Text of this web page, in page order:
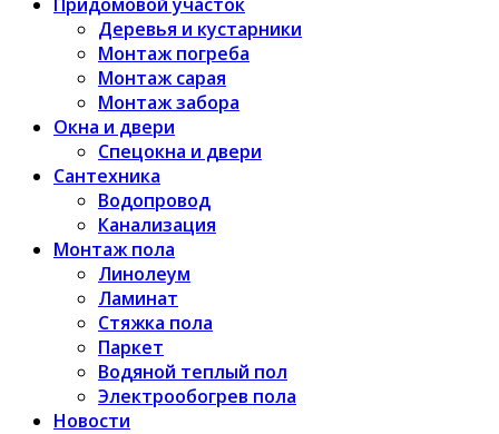
Деревья и кустарники
Монтаж погреба
Монтаж сарая
Монтаж забора
Окна и двери
Спецокна и двери
Сантехника
Водопровод
Канализация
Монтаж пола
Линолеум
Ламинат
Стяжка пола
Паркет
Водяной теплый пол
Электрообогрев пола
Новости